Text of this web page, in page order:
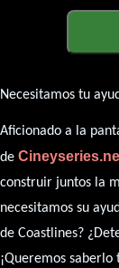
Necesitamos tu
Aficionado a la
de
construir juntos la
necesitamos su
de Coastlines?
¡Queremos saberlo